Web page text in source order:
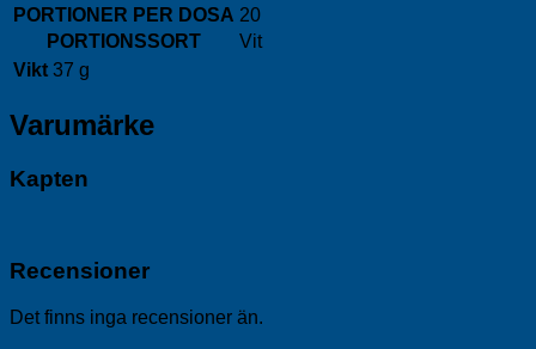
PORTIONER PER DOSA 20
PORTIONSSORT
Vit
Vikt 37 g
Varumärke
Kapten
Recensioner
Det finns inga recensioner än.